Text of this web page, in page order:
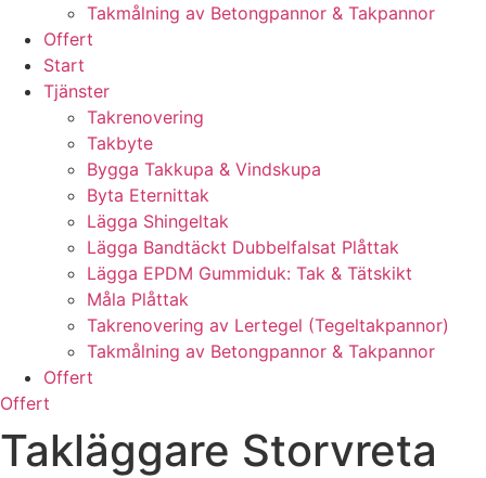
Takmålning av Betongpannor & Takpannor
Offert
Start
Tjänster
Takrenovering
Takbyte
Bygga Takkupa & Vindskupa
Byta Eternittak
Lägga Shingeltak
Lägga Bandtäckt Dubbelfalsat Plåttak
Lägga EPDM Gummiduk: Tak & Tätskikt
Måla Plåttak
Takrenovering av Lertegel (Tegeltakpannor)
Takmålning av Betongpannor & Takpannor
Offert
Offert
Takläggare Storvreta